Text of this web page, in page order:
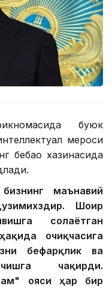
буюк
мероси
бебаҳо хазинасида
маънавий
Шоир
солаётган
очиқчасига
бефарқлик ва
чақирди.
ғояси ҳар бир